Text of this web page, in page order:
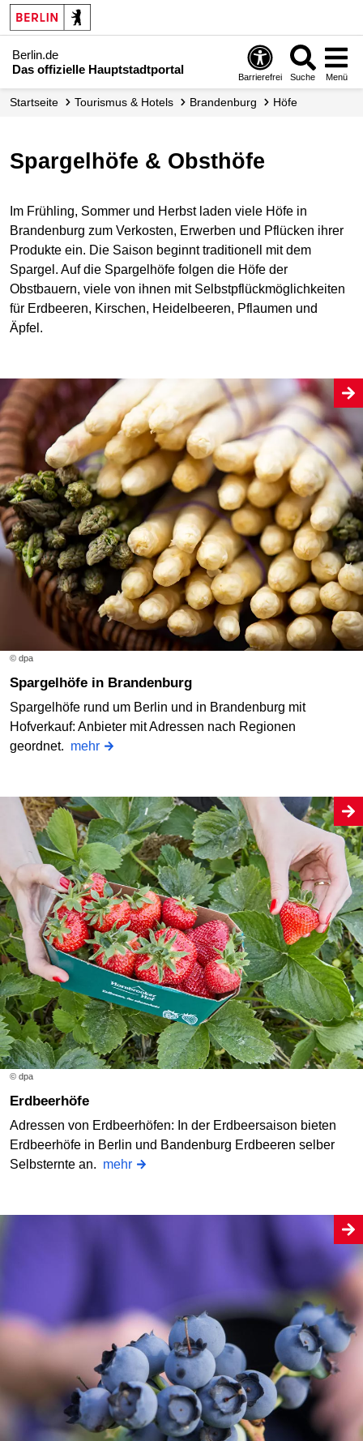
Berlin.de
Das offizielle Hauptstadtportal
Barrierefrei Suche Menü
Startseite Tourismus & Hotels Brandenburg Höfe
Spargelhöfe & Obsthöfe
Im Frühling, Sommer und Herbst laden viele Höfe in
Brandenburg zum Verkosten, Erwerben und Pflücken ihrer
Produkte ein. Die Saison beginnt traditionell mit dem
Spargel. Auf die Spargelhöfe folgen die Höfe der
Obstbauern, viele von ihnen mit Selbstpflückmöglichkeiten
für Erdbeeren, Kirschen, Heidelbeeren, Pflaumen und
Äpfel.
© dpa
Spargelhöfe in Brandenburg
Spargelhöfe rund um Berlin und in Brandenburg mit
Hofverkauf: Anbieter mit Adressen nach Regionen
geordnet. mehr
© dpa
Erdbeerhöfe
Adressen von Erdbeerhöfen: In der Erdbeersaison bieten
Erdbeerhöfe in Berlin und Bandenburg Erdbeeren selber
Selbsternte an. mehr